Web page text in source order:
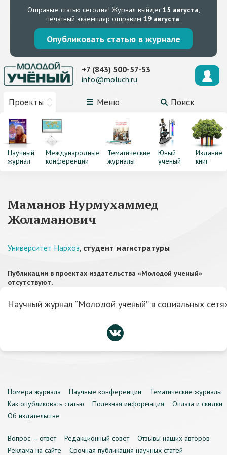
Отправьте статью сегодня! Журнал выйдет15 августа,
печатный экземпляр отправим 19 августа.
Опубликовать статью в журнале
Проекты Меню Поиск
+7 (843) 500-57-53
info@moluch.ru
Научный
журнал
Международные
конференции
Тематические
журналы
Юный
ученый
Издание
книг
Маманов Нурмухаммед
Жоламанович
Университет Нархоз, студент магистратуры
Публикации в проектах издательства «Молодой ученый»
отсутствуют.
Научный журнал “Молодой ученый” в социальных
Номера журнала Научные конференции
Тематические журналы
Как опубликовать статью
Полезная информация
Оплата и скидки
Об издательстве
Вопрос — ответ Редакционный совет
Отзывы наших авторов
Реклама на сайте
Срочная публикация научных статей